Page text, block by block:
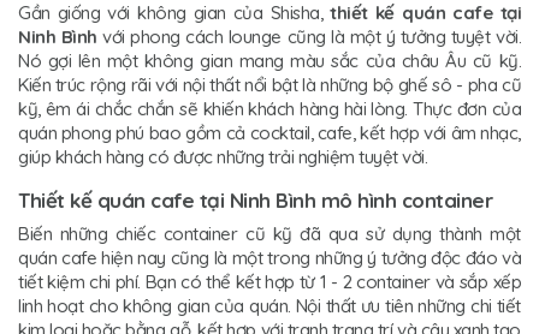
Gần giống với không gian của Shisha,thiết kế quán cafe tại
Ninh Bình với phong cách lounge cũng là một ý tưởng tuyệt vời.
Nó gợi lên một không gian mang màu sắc của châu Âu cũ kỹ.
Kiến trúc rộng rãi với nội thất nổi bật là những bộ ghế sô - pha cũ
kỹ, êm ái chắc chắn sẽ khiến khách hàng hài lòng. Thực đơn của
quán phong phú bao gồm cả cocktail, cafe, kết hợp với âm nhạc,
giúp khách hàng có được những trải nghiệm tuyệt vời.
Thiết kế quán cafe tại Ninh Bình mô hình container
Biến những chiếc container cũ kỹ đã qua sử dụng thành một
quán cafe hiện nay cũng là một trong những ý tưởng độc đáo và
tiết kiệm chi phí. Bạn có thể kết hợp từ 1 - 2 container và sắp xếp
linh hoạt cho không gian của quán. Nội thất ưu tiên những chi tiết